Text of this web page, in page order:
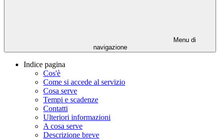
Menu di
navigazione
Indice pagina
Cos'è
Come si accede al servizio
Cosa serve
Tempi e scadenze
Contatti
Ulteriori informazioni
A cosa serve
Descrizione breve